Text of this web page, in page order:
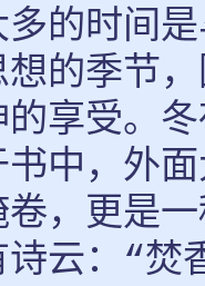
的时间
的季节
享受。
中，外
，更是
云： “焚